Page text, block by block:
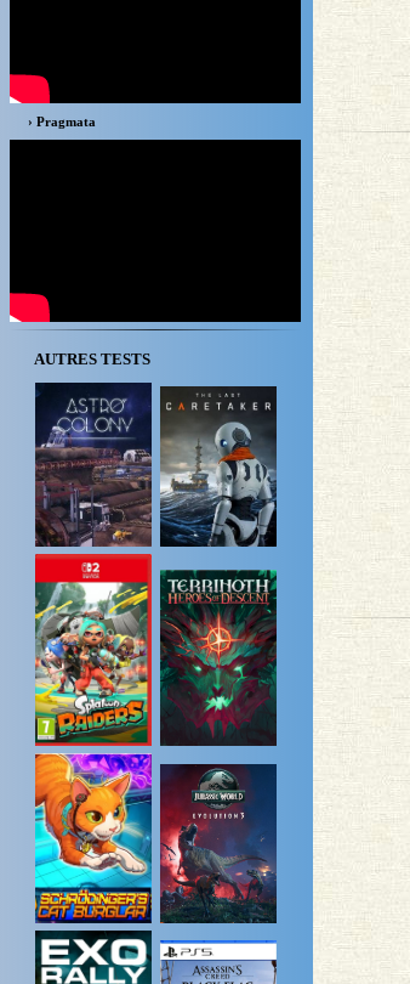
› Pragmata
AUTRES TESTS